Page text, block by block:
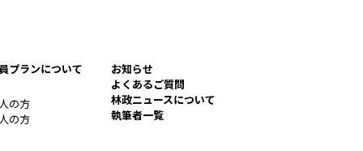
プランについて
の方
の方
お知らせ
よくあるご質問
林政ニュースについて
執筆者一覧